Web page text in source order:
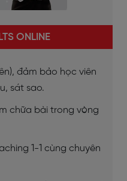
ONLINE
đảm bảo học viên
sát sao.
chữa bài trong vòng
1-1 cùng chuyên